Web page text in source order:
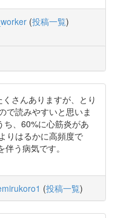
(投稿一覧)
さんありますが、とり
で読みやすいと思いま
、60%に心筋炎があ
りはるかに高頻度で
う病気です。
(投稿一覧)